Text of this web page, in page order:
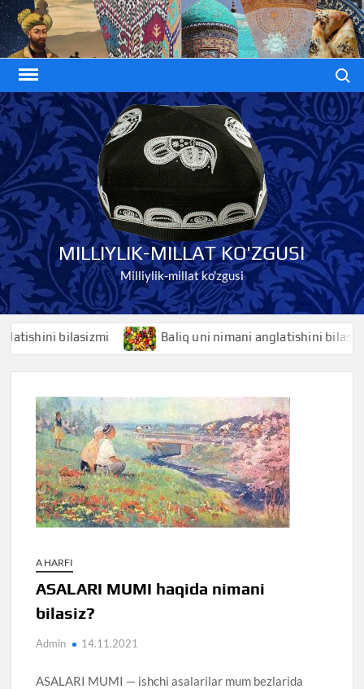
Skip
to
content
MILLIYLIK-MILLAT KO'ZGUSI
Milliylik-millat ko'zgusi
bilasizmi Baliq uni nimani anglatishini bilasizmi
A HARFI
ASALARI MUMI haqida nimani
bilasiz?
Admin 14.11.2021
ASALARI MUMI — ishchi asalarilar mum bezlarida